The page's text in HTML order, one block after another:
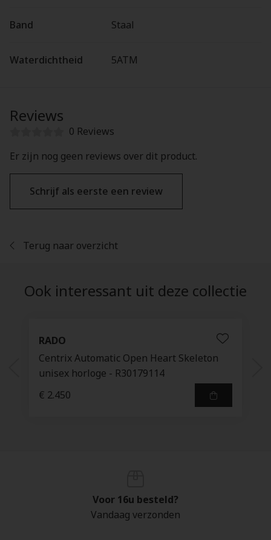
Band Staal
Waterdichtheid 5ATM
Reviews
0 Reviews
Er zijn nog geen reviews over dit product.
Schrijf als eerste een review
Terug naar overzicht
Ook interessant uit deze collectie
RADO
Centrix Automatic Open Heart Skeleton
unisex horloge - R30179114
€ 2.450
Voor 16u besteld?
Vandaag verzonden